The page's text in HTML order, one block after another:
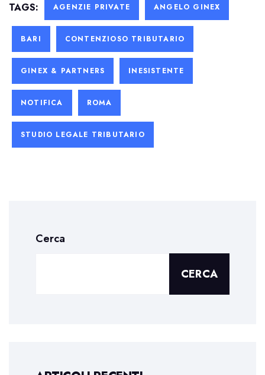
TAGS: AGENZIE PRIVATE ANGELO GINEX
BARI CONTENZIOSO TRIBUTARIO
GINEX & PARTNERS INESISTENTE
NOTIFICA ROMA
STUDIO LEGALE TRIBUTARIO
Cerca
CERCA